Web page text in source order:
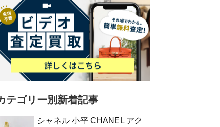
テゴリー別新着記事
シャネル 小平 CHANEL アク